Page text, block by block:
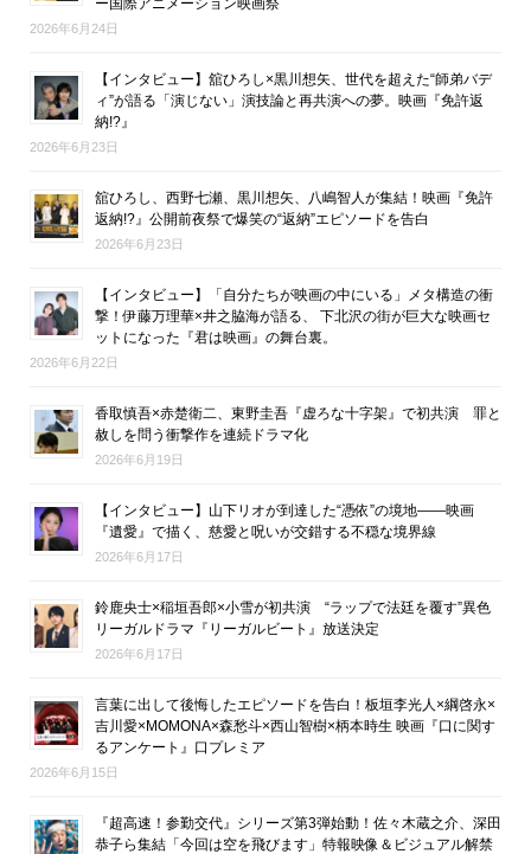
ー国際アニメーション映画祭
2026年6月24日
【インタビュー】舘ひろし×黒川想矢、世代を超えた“師弟バデ
ィ”が語る「演じない」演技論と再共演への夢。映画『免許返
納!?』
2026年6月23日
舘ひろし、西野七瀬、黒川想矢、八嶋智人が集結！映画『免許
返納!?』公開前夜祭で爆笑の“返納”エピソードを告白
2026年6月23日
【インタビュー】「自分たちが映画の中にいる」メタ構造の衝
撃！伊藤万理華×井之脇海が語る、 下北沢の街が巨大な映画セ
ットになった『君は映画』の舞台裏。
2026年6月22日
香取慎吾×赤楚衛二、東野圭吾『虚ろな十字架』で初共演 罪と
赦しを問う衝撃作を連続ドラマ化
2026年6月19日
【インタビュー】山下リオが到達した“憑依”の境地――映画
『遺愛』で描く、慈愛と呪いが交錯する不穏な境界線
2026年6月17日
鈴鹿央士×稲垣吾郎×小雪が初共演 “ラップで法廷を覆す”異色
リーガルドラマ『リーガルビート』放送決定
2026年6月17日
言葉に出して後悔したエピソードを告白！板垣李光人×綱啓永×
吉川愛×MOMONA×森愁斗×西山智樹×柄本時生 映画『口に関す
るアンケート』口プレミア
2026年6月15日
『超高速！参勤交代』シリーズ第3弾始動！佐々木蔵之介、深田
恭子ら集結「今回は空を飛びます」特報映像＆ビジュアル解禁